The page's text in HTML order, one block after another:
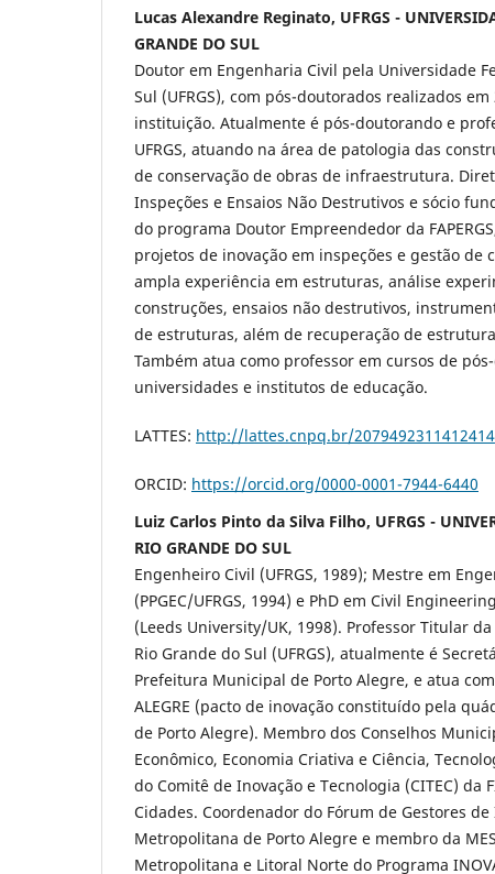
Lucas Alexandre Reginato, UFRGS -
GRANDE DO SUL
Doutor em Engenharia Civil pela Universidade
Sul (UFRGS), com pós-doutorados realizados
instituição. Atualmente é pós-doutorando e
UFRGS, atuando na área de patologia das
de conservação de obras de infraestrutura.
Inspeções e Ensaios Não Destrutivos e sócio
do programa Doutor Empreendedor da
projetos de inovação em inspeções e gestão de
ampla experiência em estruturas, análise
construções, ensaios não destrutivos,
de estruturas, além de recuperação de
Também atua como professor em cursos de
universidades e institutos de educação.
LATTES: http://lattes.cnpq.br/2079492311412414
ORCID: https://orcid.org/0000-0001-7944-6440
Luiz Carlos Pinto da Silva Filho, UFRGS -
RIO GRANDE DO SUL
Engenheiro Civil (UFRGS, 1989); Mestre em
(PPGEC/UFRGS, 1994) e PhD em Civil
(Leeds University/UK, 1998). Professor Titular
Rio Grande do Sul (UFRGS), atualmente é
Prefeitura Municipal de Porto Alegre, e atua
ALEGRE (pacto de inovação constituído pela
de Porto Alegre). Membro dos Conselhos
Econômico, Economia Criativa e Ciência,
do Comitê de Inovação e Tecnologia (CITEC) da
Cidades. Coordenador do Fórum de Gestores
Metropolitana de Porto Alegre e membro da
Metropolitana e Litoral Norte do Programa